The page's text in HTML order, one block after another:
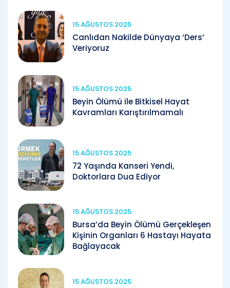
15 AĞUSTOS 2025
Canlıdan Nakilde Dünyaya ‘Ders’
Veriyoruz
15 AĞUSTOS 2025
Beyin Ölümü ile Bitkisel Hayat
Kavramları Karıştırılmamalı
15 AĞUSTOS 2025
72 Yaşında Kanseri Yendi,
Doktorlara Dua Ediyor
15 AĞUSTOS 2025
Bursa’da Beyin Ölümü Gerçekleşen
Kişinin Organları 6 Hastayı Hayata
Bağlayacak
15 AĞUSTOS 2025